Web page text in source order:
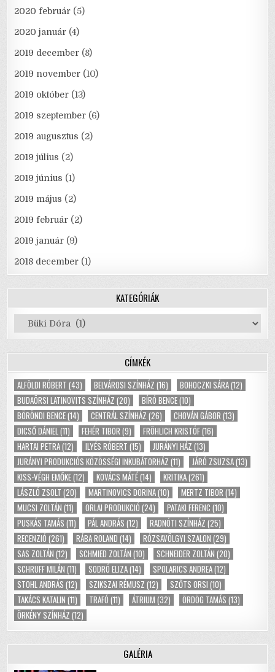
2020 február (5)
2020 január (4)
2019 december (8)
2019 november (10)
2019 október (13)
2019 szeptember (6)
2019 augusztus (2)
2019 július (2)
2019 június (1)
2019 május (2)
2019 február (2)
2019 január (9)
2018 december (1)
KATEGÓRIÁK
Kategóriák
CÍMKÉK
ALFÖLDI RÓBERT (43) BELVÁROSI SZÍNHÁZ (16) BOHOCZKI SÁRA(12)
BUDAÖRSI LATINOVITS SZÍNHÁZ (20) BÍRÓ BENCE(10)
BÖRÖNDI BENCE(14) CENTRÁL SZÍNHÁZ (26) CHOVÁN GÁBOR (13)
DICSŐ DÁNIEL(11) FEHÉR TIBOR (9) FRÖHLICH KRISTÓF(16)
HARTAI PETRA(12) ILYÉS RÓBERT (15) JURÁNYI HÁZ (13)
JURÁNYI PRODUKCIÓS KÖZÖSSÉGI INKUBÁTORHÁZ (11) JÁRÓ ZSUZSA(13)
KISS-VÉGH EMŐKE(12) KOVÁCS MÁTÉ(14) KRITIKA(261)
LÁSZLÓ ZSOLT (20) MARTINOVICS DORINA(10) MERTZ TIBOR (14)
MUCSI ZOLTÁN (11) ORLAI PRODUKCIÓ (24) PATAKI FERENC (10)
PUSKÁS TAMÁS (11) PÁL ANDRÁS (12) RADNÓTI SZÍNHÁZ (25)
RECENZIÓ (261) RÁBA ROLAND (14) RÓZSAVÖLGYI SZALON (29)
SAS ZOLTÁN (12) SCHMIED ZOLTÁN (10) SCHNEIDER ZOLTÁN (20)
SCHRUFF MILÁN (11) SODRÓ ELIZA(14) SPOLARICS ANDREA(12)
STOHL ANDRÁS (12) SZIKSZAI RÉMUSZ (12) SZŐTS ORSI (10)
TAKÁCS KATALIN (11) TRAFÓ (11) ÁTRIUM (32) ÖRDÖG TAMÁS (13)
ÖRKÉNY SZÍNHÁZ (12)
GALÉRIA